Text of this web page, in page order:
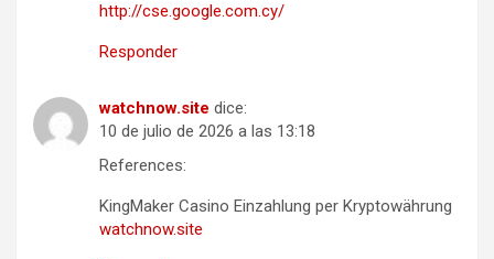
http://cse.google.com.cy/
Responder
watchnow.site dice:
10 de julio de 2026 a las 13:18
References:
KingMaker Casino Einzahlung per Kryptowährung
watchnow.site